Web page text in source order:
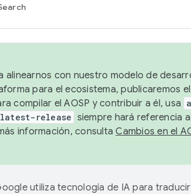
alinearnos con nuestro modelo de
para el ecosistema, publicaremos
compilar el AOSP y contribuir a él, usa
release siempre hará referencia
información, consultaCambios en el
utiliza tecnología de IA para